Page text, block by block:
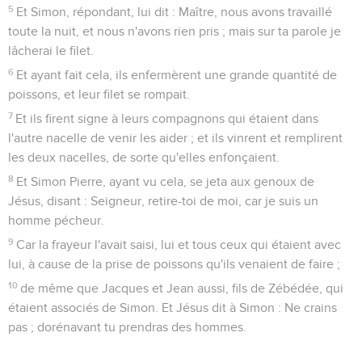
5 Et Simon, répondant, lui dit : Maître, nous avons travaillé
toute la nuit, et nous n'avons rien pris ; mais sur ta parole je
lâcherai le filet.
6 Et ayant fait cela, ils enfermèrent une grande quantité de
poissons, et leur filet se rompait.
7 Et ils firent signe à leurs compagnons qui étaient dans
l'autre nacelle de venir les aider ; et ils vinrent et remplirent
les deux nacelles, de sorte qu'elles enfonçaient.
8 Et Simon Pierre, ayant vu cela, se jeta aux genoux de
Jésus, disant : Seigneur, retire-toi de moi, car je suis un
homme pécheur.
9 Car la frayeur l'avait saisi, lui et tous ceux qui étaient avec
lui, à cause de la prise de poissons qu'ils venaient de faire ;
10 de même que Jacques et Jean aussi, fils de Zébédée, qui
étaient associés de Simon. Et Jésus dit à Simon : Ne crains
pas ; dorénavant tu prendras des hommes.